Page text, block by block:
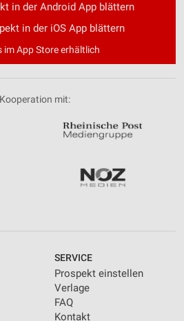
in der Android App blättern
in der iOS App blättern
im App Store erhältlich
mit:
SERVICE
Prospekt einstellen
Verlage
FAQ
Kontakt